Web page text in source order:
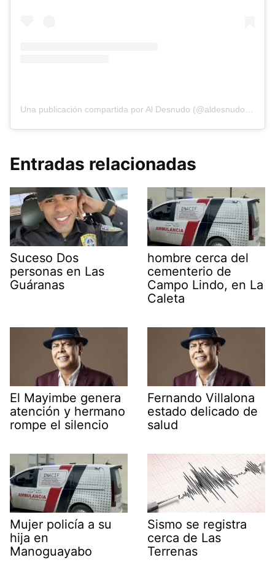
Una publicación compartida por Al Desnudo (@aldesnudonoticias)
Entradas relacionadas
Suceso Dos
personas en Las
Guáranas
hombre cerca del
cementerio de
Campo Lindo, en La
Caleta
El Mayimbe genera
atención y hermano
rompe el silencio
Fernando Villalona
estado delicado de
salud
Mujer policía a su
hija en
Manoguayabo
Sismo se registra
cerca de Las
Terrenas